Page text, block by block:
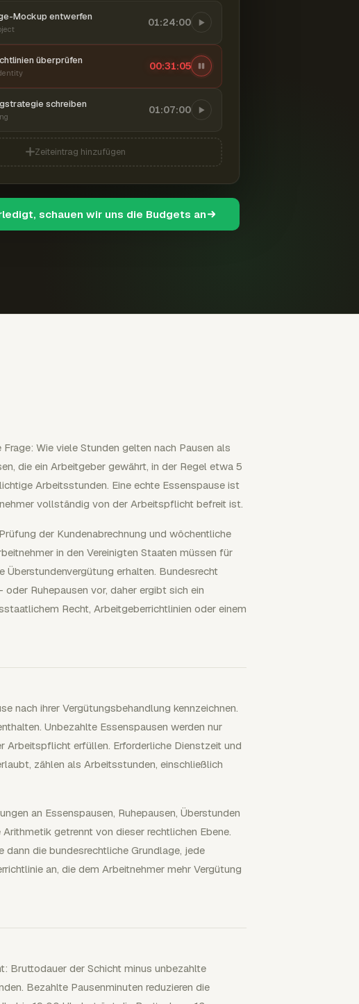
Mockup entwerfen 01:24:00
überprüfen 00:31:06
schreiben 01:07:00
Zeiteintrag hinzufügen
schauen wir uns die Budgets an
Wie viele Stunden gelten nach Pausen als
die ein Arbeitgeber gewährt, in der Regel etwa 5
Arbeitsstunden. Eine echte Essenspause ist
vollständig von der Arbeitspflicht befreit ist.
der Kundenabrechnung und wöchentliche
in den Vereinigten Staaten müssen für
erhalten. Bundesrecht
Ruhepausen vor, daher ergibt sich ein
Recht, Arbeitgeberrichtlinien oder einem
nach ihrer Vergütungsbehandlung kennzeichnen.
Unbezahlte Essenspausen werden nur
Arbeitspflicht erfüllen. Erforderliche Dienstzeit und
zählen als Arbeitsstunden, einschließlich
an Essenspausen, Ruhepausen, Überstunden
getrennt von dieser rechtlichen Ebene.
dann die bundesrechtliche Grundlage, jede
an, die dem Arbeitnehmer mehr Vergütung
Bruttodauer der Schicht minus unbezahlte
Bezahlte Pausenminuten reduzieren die